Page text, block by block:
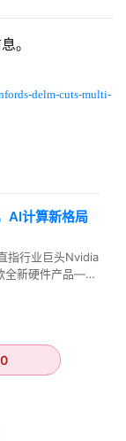
。
delm-cuts-multi-
AI计算新格局
指行业巨头Nvidia
全新硬件产品——
0